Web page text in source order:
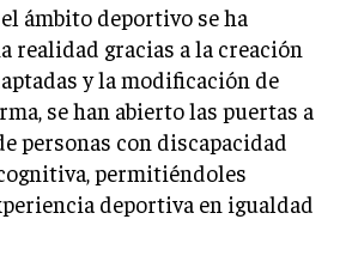
CORPORATIVA
DE MERCADO
ámbito deportivo se ha
realidad gracias a la creación
y la modificación de
se han abierto las puertas a
personas con discapacidad
permitiéndoles
deportiva en igualdad